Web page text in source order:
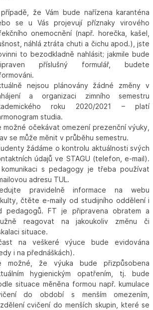
že Vám bude nařízena karanténa
se u Vás projevují příznaky virového
onemocnění (např. horečka, kašel,
náhlá ztráta chuti a čichu apod.), jste
to bezodkladně nahlásit; jakmile bude
příslušný formulář, budete
nejsou plánovány žádné změny v
a organizaci zimního semestru
roku 2020/2021 – platí
studia.
možné očekávat omezení prezenční výuky,
se může měnit v průběhu semestru.
žádáme o kontrolu aktuálnosti svých
údajů ve STAGU (telefon, e-mail).
s pedagogy je třeba používat
adresu TUL.
pravidelně informace na webu
čtěte e-maily od studijního oddělení i
pedagogů. FT je připravena obratem a
reagovat na jakoukoliv změnu či
situace.
na veškeré výuce bude evidována
i na přednáškách).
možné, že výuka bude přizpůsobena
hygienickým opatřením, tj. bude
situace měněna formou např. kumulace
do období s menším omezením,
cvičení do menších skupin, které se